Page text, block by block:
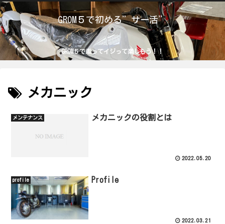
GROM５で初める”サー活”
GROM５で走ってイジって楽しもう！！
メカニック
メンテナンス メカニックの役割とは
2022.05.20
profile Profile
2022.03.21